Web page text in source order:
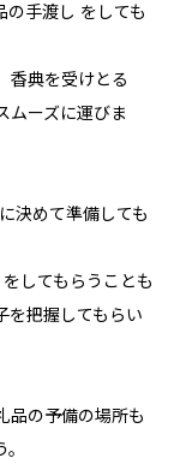
の手渡し をしても
香典を受けとる
ムーズに運びま
決めて準備しても
してもらうことも
を把握してもらい
品の予備の場所も